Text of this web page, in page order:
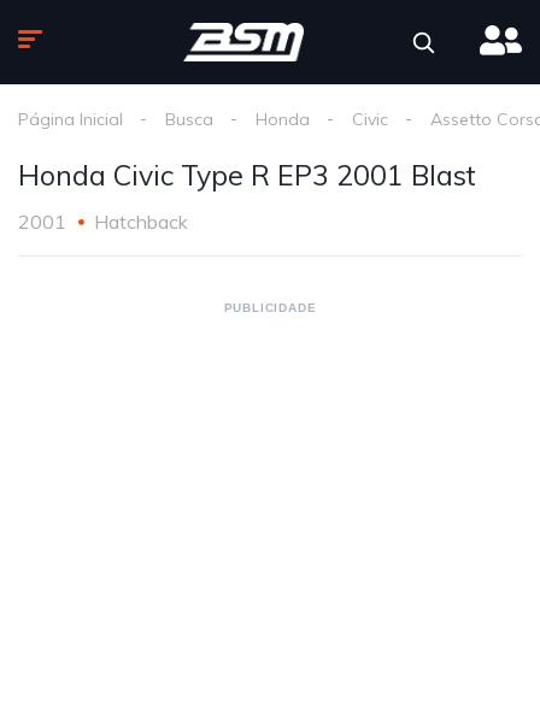
Página Inicial Busca Honda Civic Assetto
Honda Civic Type R EP3 2001 Blast
2001 Hatchback
PUBLICIDADE